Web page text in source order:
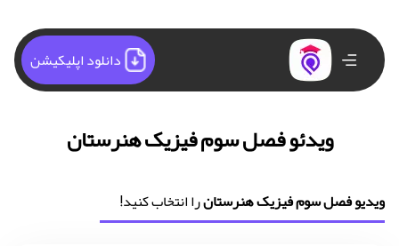
دانلود اپلیکیشن
ویدئو فصل سوم فیزیک هنرستان
ویدیو فصل سوم فیزیک هنرستانرا انتخاب کنید!